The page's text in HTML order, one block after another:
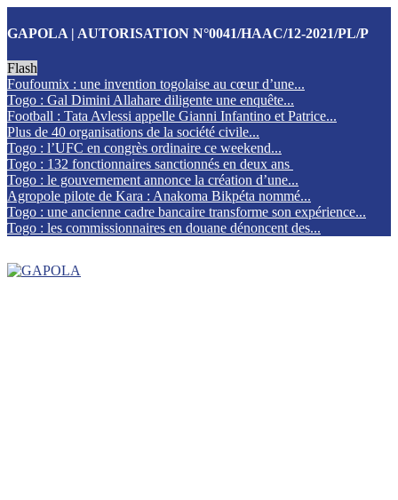
GAPOLA | AUTORISATION N°0041/HAAC/12-2021/PL/P
Flash
Foufoumix : une invention togolaise au cœur d’une...
Togo : Gal Dimini Allahare diligente une enquête...
Football : Tata Avlessi appelle Gianni Infantino et Patrice...
Plus de 40 organisations de la société civile...
Togo : l’UFC en congrès ordinaire ce weekend...
Togo : 132 fonctionnaires sanctionnés en deux ans
Togo : le gouvernement annonce la création d’une...
Agropole pilote de Kara : Anakoma Bikpéta nommé...
Togo : une ancienne cadre bancaire transforme son expérience...
Togo : les commissionnaires en douane dénoncent des...